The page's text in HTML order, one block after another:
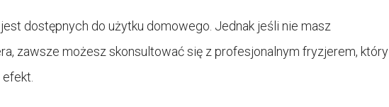
dostępnych do użytku domowego. Jednak jeśli nie masz
zawsze możesz skonsultować się z profesjonalnym fryzjerem, który